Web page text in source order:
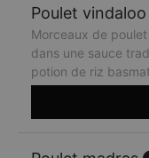
Poulet vindaloo
Morceaux de
dans une sauce
potion de riz